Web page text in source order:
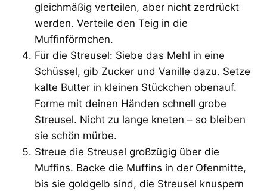
gleichmäßig verteilen, aber nicht zerdrückt
werden. Verteile den Teig in die
Muffinförmchen.
Für die Streusel: Siebe das Mehl in eine
Schüssel, gib Zucker und Vanille dazu. Setze
kalte Butter in kleinen Stückchen obenauf.
Forme mit deinen Händen schnell grobe
Streusel. Nicht zu lange kneten – so bleiben
sie schön mürbe.
Streue die Streusel großzügig über die
Muffins. Backe die Muffins in der Ofenmitte,
bis sie goldgelb sind, die Streusel knuspern